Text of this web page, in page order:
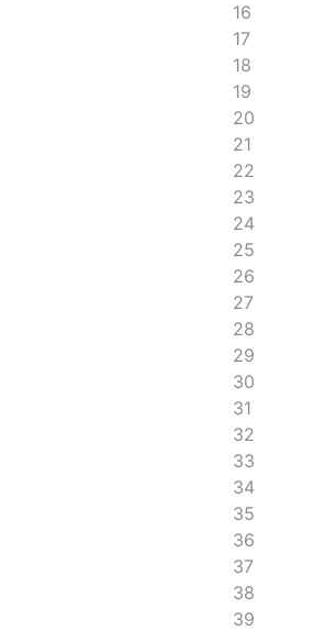
16
17
18
19
20
21
22
23
24
25
26
27
28
29
30
31
32
33
34
35
36
37
38
39